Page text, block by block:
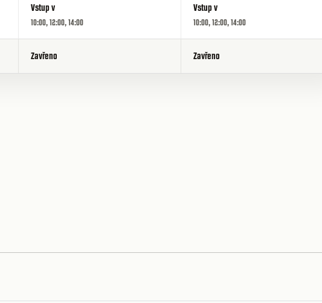
Vstup v
10:00, 12:00, 14:00
Vstup v
10:00, 12:00, 14:00
Zavřeno Zavřeno